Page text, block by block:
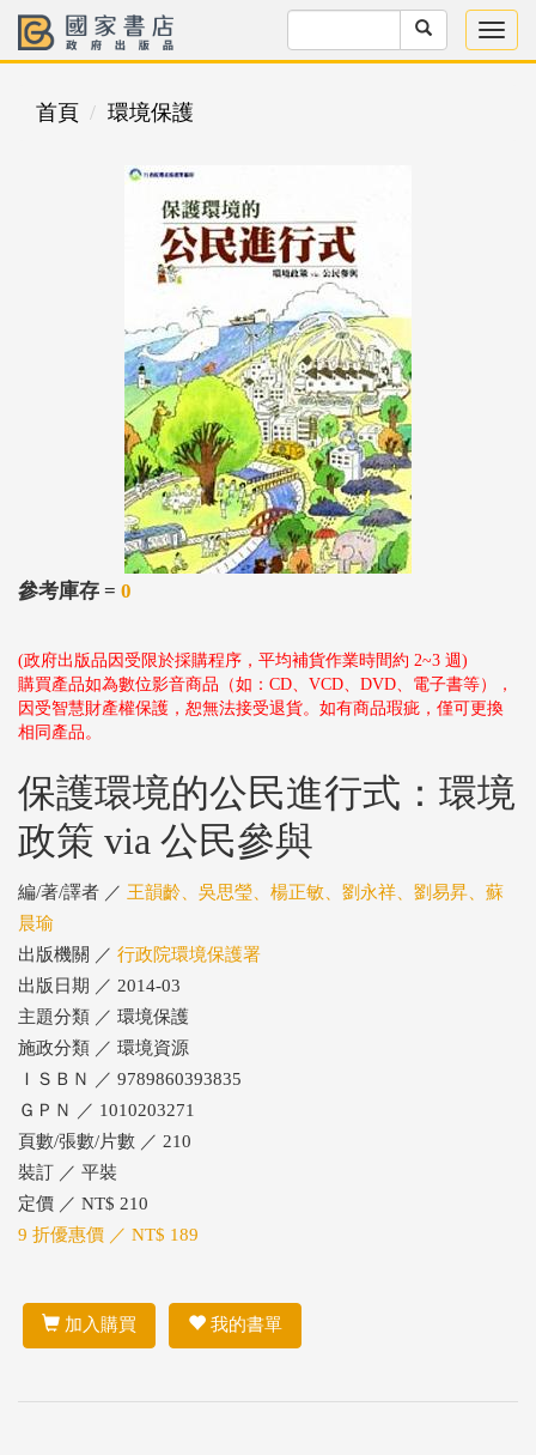
首頁 環境保護
參考庫存 = 0
(政府出版品因受限於採購程序，平均補貨作業時間約 2~3 週)
購買產品如為數位影音商品（如：CD、VCD、DVD、電子書等），
因受智慧財產權保護，恕無法接受退貨。如有商品瑕疵，僅可更換
相同產品。
保護環境的公民進行式：環境
政策 via 公民參與
編/著/譯者 ／ 王韻齡、吳思瑩、楊正敏、劉永祥、劉易昇、蘇
晨瑜
出版機關 ／ 行政院環境保護署
出版日期 ／ 2014-03
主題分類 ／ 環境保護
施政分類 ／ 環境資源
ＩＳＢＮ ／ 9789860393835
ＧＰＮ ／ 1010203271
頁數/張數/片數 ／ 210
裝訂 ／ 平裝
定價 ／ NT$ 210
9 折優惠價 ／ NT$ 189
加入購買 我的書單